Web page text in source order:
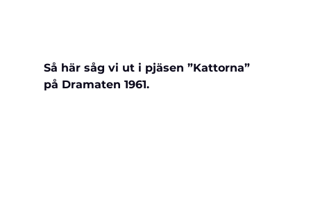
Så här såg vi ut i pjäsen ”Kattorna”
på Dramaten 1961.